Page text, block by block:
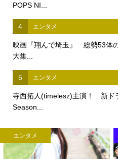
POPS NI...
4 エンタメ
映画『翔んで埼玉』 総勢53体
大集...
5 エンタメ
寺西拓人(timelesz)主演！ 新ド
Season...
エンタメ